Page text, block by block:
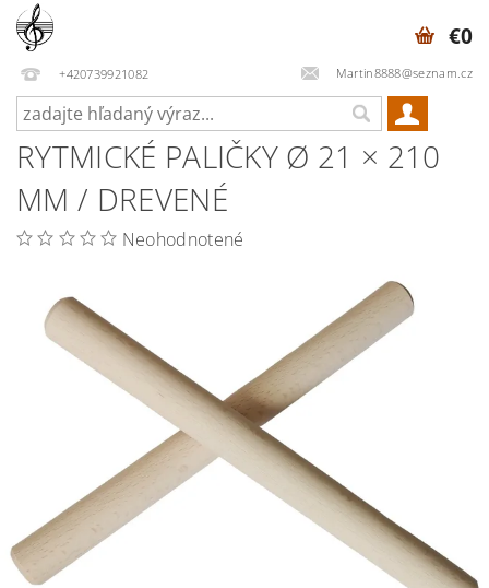
+420739921082 Martin8888@seznam.cz
€0
RYTMICKÉ PALIČKY Ø 21 × 210
MM / DREVENÉ
Neohodnotené